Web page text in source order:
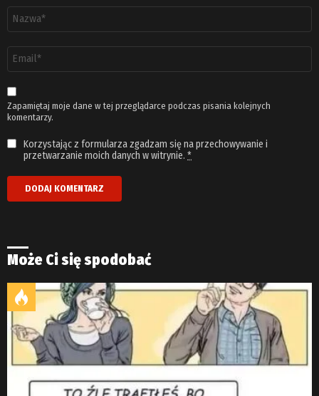
email
*
Zapamiętaj moje dane w tej przeglądarce podczas pisania kolejnych
komentarzy.
Korzystając z formularza zgadzam się na przechowywanie i
przetwarzanie moich danych w witrynie. *
Może Ci się spodobać